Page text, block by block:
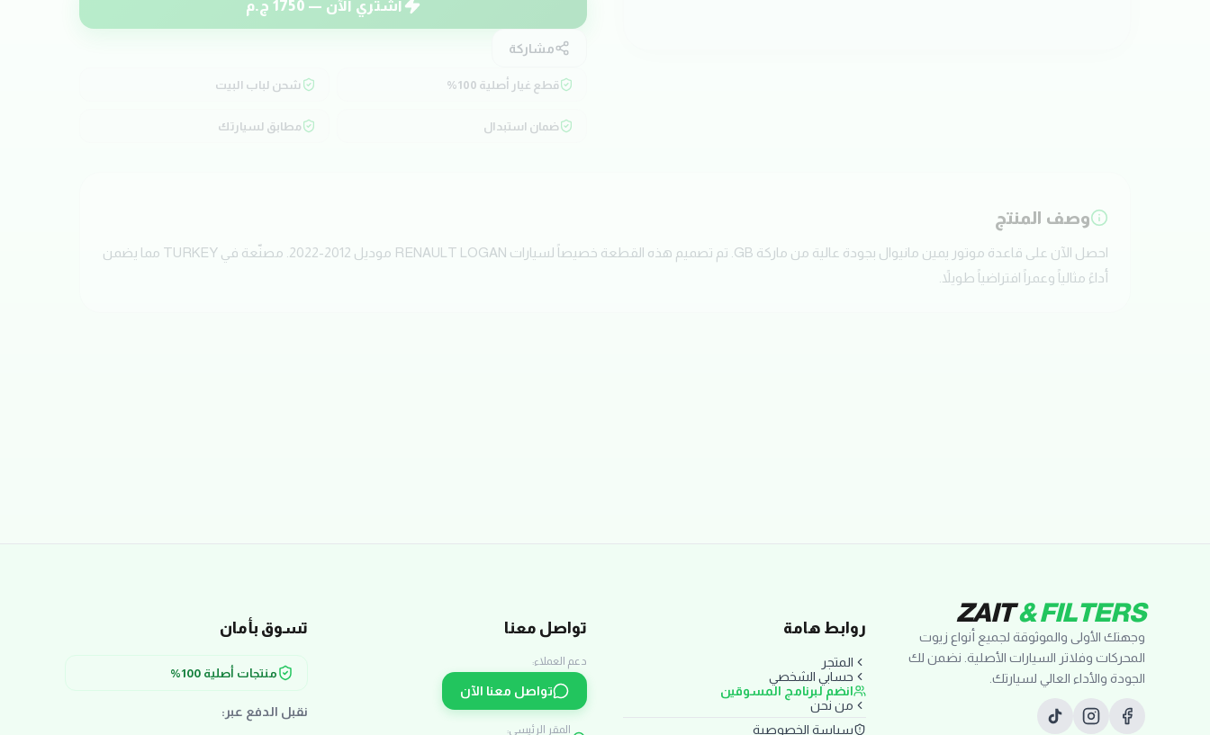
اشتري الآن — 1750 ج.م
مشاركة
قطع غيار أصلية 100% شحن لباب البيت
ضمان استبدال مطابق لسيارتك
وصف المنتج
احصل الآن على قاعدة موتور يمين مانيوال بجودة عالية من ماركة GB. تم تصميم هذه القطعة خصيصاً لسيارات RENAULT LOGAN موديل 2012-2022. مصنّعة في TURKEY مما يضمن
أداءً مثالياً وعمراً افتراضياً طويلاً.
ZAIT& FILTERS
وجهتك الأولى والموثوقة لجميع أنواع زيوت
المحركات وفلاتر السيارات الأصلية. نضمن لك
الجودة والأداء العالي لسيارتك.
روابط هامة
المتجر
حسابي الشخصي
انضم لبرنامج المسوقين
من نحن
سياسة الخصوصية
تواصل معنا
دعم العملاء:
تواصل معنا الآن
المقر الرئيسي:
تسوق بأمان
منتجات أصلية 100%
نقبل الدفع عبر: